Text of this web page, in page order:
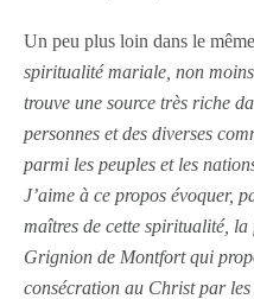
Un peu plus loin dans le
spiritualité mariale, non
trouve une source très riche
personnes et des diverses
parmi les peuples et les
J’aime à ce propos évoquer,
maîtres de cette spiritualité,
Grignion de Montfort qui
consécration au Christ par